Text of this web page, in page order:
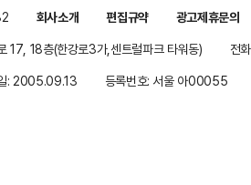
회사소개 편집규약
광고제휴문의
17, 18층(한강로3가,센트럴파크 타워동)
전
: 2005.09.13 등록번호: 서울 아00055